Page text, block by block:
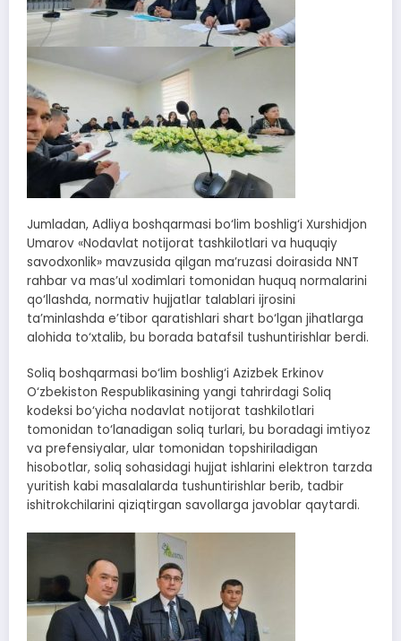
Jumladan, Adliya boshqarmasi bo‘lim boshlig‘i Xurshidjon
Umarov «Nodavlat notijorat tashkilotlari va huquqiy
savodxonlik» mavzusida qilgan ma’ruzasi doirasida NNT
rahbar va mas’ul xodimlari tomonidan huquq normalarini
qo‘llashda, normativ hujjatlar talablari ijrosini
ta’minlashda e’tibor qaratishlari shart bo‘lgan jihatlarga
alohida to‘xtalib, bu borada batafsil tushuntirishlar berdi.
Soliq boshqarmasi bo‘lim boshlig‘i Azizbek Erkinov
O‘zbekiston Respublikasining yangi tahrirdagi Soliq
kodeksi bo‘yicha nodavlat notijorat tashkilotlari
tomonidan to‘lanadigan soliq turlari, bu boradagi imtiyoz
va prefensiyalar, ular tomonidan topshiriladigan
hisobotlar, soliq sohasidagi hujjat ishlarini elektron tarzda
yuritish kabi masalalarda tushuntirishlar berib, tadbir
ishitrokchilarini qiziqtirgan savollarga javoblar qaytardi.